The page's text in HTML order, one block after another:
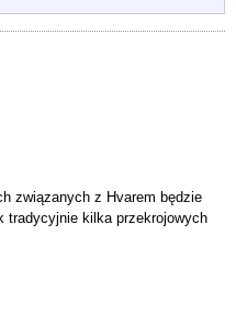
związanych z Hvarem będzie
tradycyjnie kilka przekrojowych